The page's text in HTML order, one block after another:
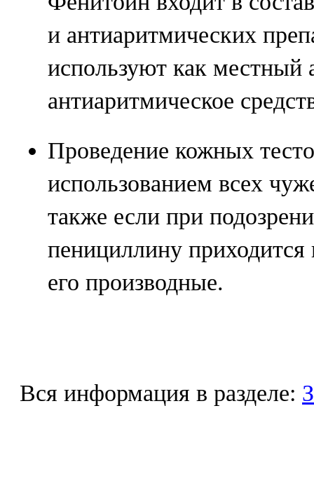
и антиаритмических
используют как местный
антиаритмическое
Проведение кожных
использованием всех
также если при
пенициллину
его производные.
Вся информация в разделе: